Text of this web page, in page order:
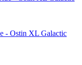
- Ostin XL Galactic